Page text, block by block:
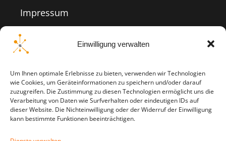
Einwilligung verwalten
Um Ihnen optimale Erlebnisse zu bieten, verwenden wir Technologien
wie Cookies, um Geräteinformationen zu speichern und/oder darauf
zuzugreifen. Die Zustimmung zu diesen Technologien ermöglicht uns die
Verarbeitung von Daten wie Surfverhalten oder eindeutigen IDs auf
dieser Website. Die Nichteinwilligung oder der Widerruf der Einwilligung
kann bestimmte Funktionen beeinträchtigen.
Impressum
Datenschutz